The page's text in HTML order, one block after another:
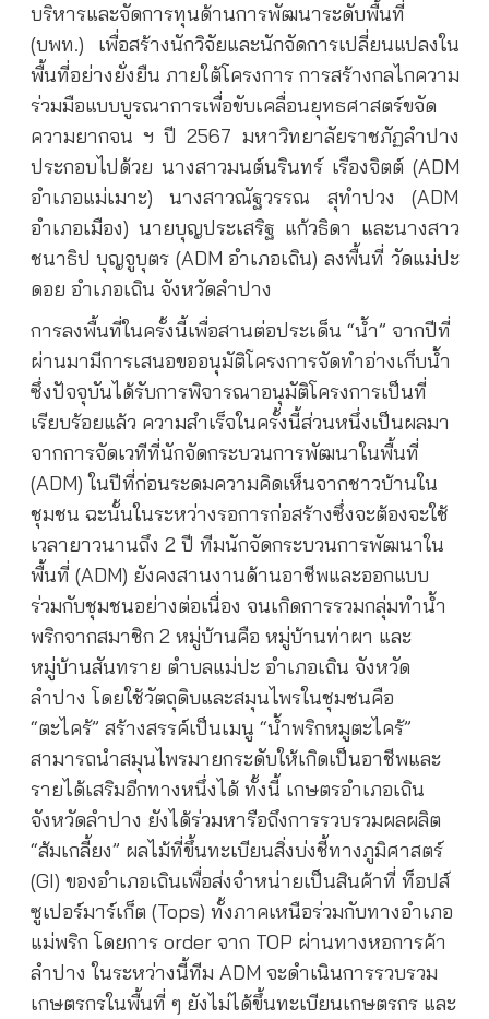
บริหารและจัดการทุนด้านการพัฒนาระดับพื้นที่
(บพท.) เพื่อสร้างนักวิจัยและนักจัดการเปลี่ยนแปลงใน
พื้นที่อย่างยั่งยืน ภายใต้โครงการ การสร้างกลไกความ
ร่วมมือแบบบูรณาการเพื่อขับเคลื่อนยุทธศาสตร์ขจัด
ความยากจน ฯ ปี 2567 มหาวิทยาลัยราชภัฏลำปาง
ประกอบไปด้วย นางสาวมนต์นรินทร์ เรืองจิตต์ (ADM
อำเภอแม่เมาะ) นางสาวณัฐวรรณ สุทำปวง (ADM
อำเภอเมือง) นายบุญประเสริฐ แก้วธิดา และนางสาว
ชนาธิป บุญจูบุตร (ADM อำเภอเถิน) ลงพื้นที่ วัดแม่ปะ
ดอย อำเภอเถิน จังหวัดลำปาง
การลงพื้นที่ในครั้งนี้เพื่อสานต่อประเด็น “น้ำ” จากปีที่
ผ่านมามีการเสนอขออนุมัติโครงการจัดทำอ่างเก็บน้ำ
ซึ่งปัจจุบันได้รับการพิจารณาอนุมัติโครงการเป็นที่
เรียบร้อยแล้ว ความสำเร็จในครั้งนี้ส่วนหนึ่งเป็นผลมา
จากการจัดเวทีที่นักจัดกระบวนการพัฒนาในพื้นที่
(ADM) ในปีที่ก่อนระดมความคิดเห็นจากชาวบ้านใน
ชุมชน ฉะนั้นในระหว่างรอการก่อสร้างซึ่งจะต้องจะใช้
เวลายาวนานถึง 2 ปี ทีมนักจัดกระบวนการพัฒนาใน
พื้นที่ (ADM) ยังคงสานงานด้านอาชีพและออกแบบ
ร่วมกับชุมชนอย่างต่อเนื่อง จนเกิดการรวมกลุ่มทำน้ำ
พริกจากสมาชิก 2 หมู่บ้านคือ หมู่บ้านท่าผา และ
หมู่บ้านสันทราย ตำบลแม่ปะ อำเภอเถิน จังหวัด
ลำปาง โดยใช้วัตถุดิบและสมุนไพรในชุมชนคือ
“ตะไคร้” สร้างสรรค์เป็นเมนู “น้ำพริกหมูตะไคร้”
สามารถนำสมุนไพรมายกระดับให้เกิดเป็นอาชีพและ
รายได้เสริมอีกทางหนึ่งได้ ทั้งนี้ เกษตรอำเภอเถิน
จังหวัดลำปาง ยังได้ร่วมหารือถึงการรวบรวมผลผลิต
“ส้มเกลี้ยง” ผลไม้ที่ขึ้นทะเบียนสิ่งบ่งชี้ทางภูมิศาสตร์
(GI) ของอำเภอเถินเพื่อส่งจำหน่ายเป็นสินค้าที่ ท็อปส์
ซูเปอร์มาร์เก็ต (Tops) ทั้งภาคเหนือร่วมกับทางอำเภอ
แม่พริก โดยการ order จาก TOP ผ่านทางหอการค้า
ลำปาง ในระหว่างนี้ทีม ADM จะดำเนินการรวบรวม
เกษตรกรในพื้นที่ ๆ ยังไม่ได้ขึ้นทะเบียนเกษตรกร และ